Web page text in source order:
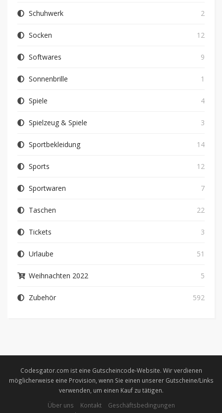
Schuhwerk 2
Socken 12
Softwares 9
Sonnenbrille 1
Spiele 4
Spielzeug & Spiele 3
Sportbekleidung 14
Sports 12
Sportwaren 7
Taschen 22
Tickets 3
Urlaube 51
Weihnachten 2022 5
Zubehör 592
Codesgator.com ist eine Gutscheincode-Website. Wir verdienen
möglicherweise eine Provision, wenn Sie einen unserer Gutscheine/Links
verwenden, um einen Kauf zu tätigen.
Über uns
Kontakt
Geschäftsbedingungen